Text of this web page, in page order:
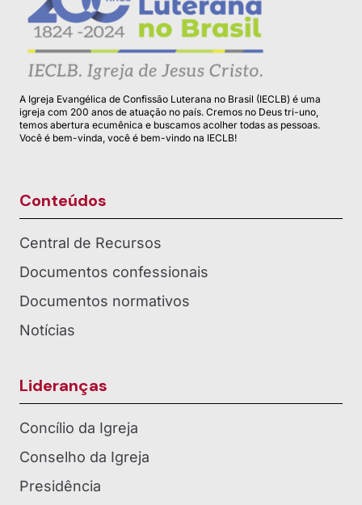
A Igreja Evangélica de Confissão Luterana no Brasil (IECLB) é uma
igreja com 200 anos de atuação no país. Cremos no Deus tri-uno,
temos abertura ecumênica e buscamos acolher todas as pessoas.
Você é bem-vinda, você é bem-vindo na IECLB!
Conteúdos
Central de Recursos
Documentos confessionais
Documentos normativos
Notícias
Lideranças
Concílio da Igreja
Conselho da Igreja
Presidência